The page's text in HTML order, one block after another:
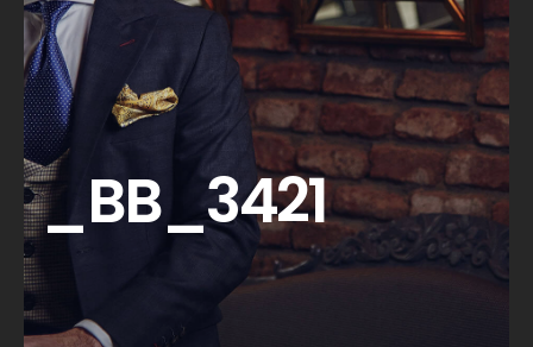
_BB_3421